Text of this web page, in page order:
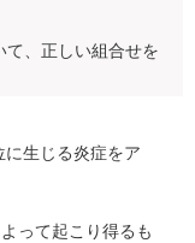
て、正しい組合せを
生じる炎症をア
って起こり得るも